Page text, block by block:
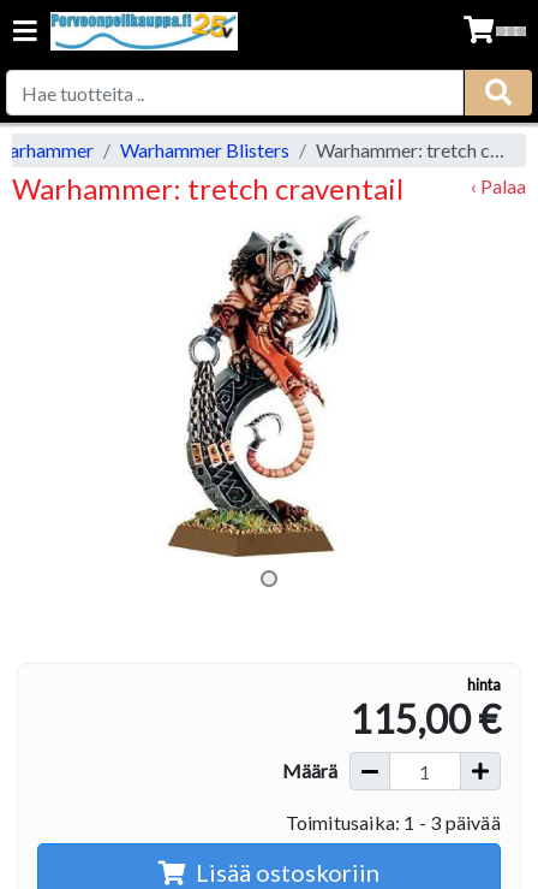
Warhammer Blisters Warhammer: tretch craventail
Warhammer: tretch craventail ‹ Palaa
hinta
115,00 €
Määrä
Toimitusaika: 1 - 3 päivää
Lisää ostoskoriin